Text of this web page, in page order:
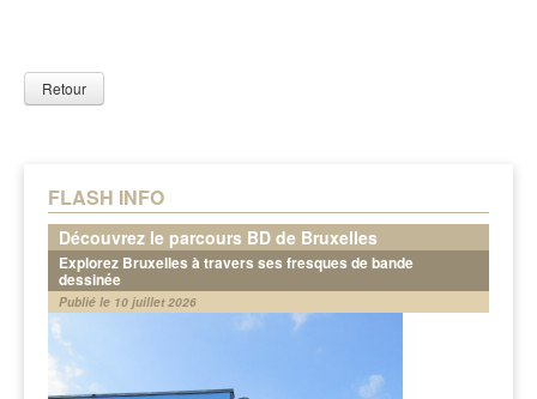
FLASH INFO
Découvrez le parcours BD de Bruxelles
Explorez Bruxelles à travers ses fresques de bande
dessinée
Publié le 10 juillet 2026
Retour